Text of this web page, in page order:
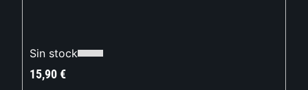
Sin stock
15,90€